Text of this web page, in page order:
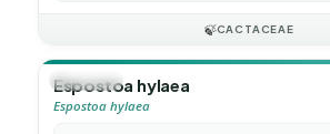
🍃CACTACEAE
🪴VIVACE
Espostoa hylaea
Espostoa hylaea